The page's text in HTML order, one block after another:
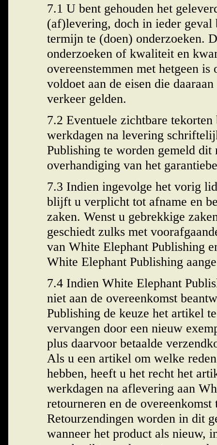
7.1 U bent gehouden het
(af)levering, doch in ieder
termijn te (doen) onderzoeken.
onderzoeken of kwaliteit en
overeenstemmen met hetgeen is
voldoet aan de eisen die
verkeer gelden.
7.2 Eventuele zichtbare
werkdagen na levering
Publishing te worden gemeld
overhandiging van het
7.3 Indien ingevolge het vorig
blijft u verplicht tot afname en
zaken. Wenst u gebrekkige
geschiedt zulks met
van White Elephant Publishing
White Elephant Publishing
7.4 Indien White Elephant
niet aan de overeenkomst
Publishing de keuze het artikel
vervangen door een nieuw
plus daarvoor betaalde
Als u een artikel om welke
hebben, heeft u het recht het
werkdagen na aflevering aan
retourneren en de overeenkomst
Retourzendingen worden in dit
wanneer het product als nieuw,